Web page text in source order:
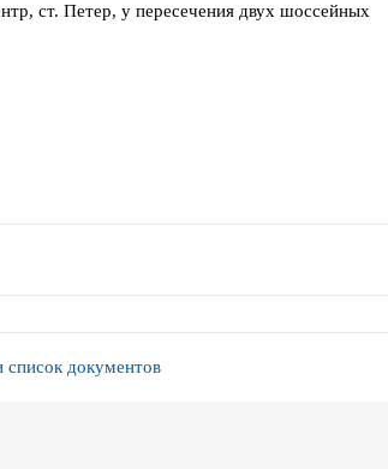
ст. Петер, у пересечения двух шоссейных
документов